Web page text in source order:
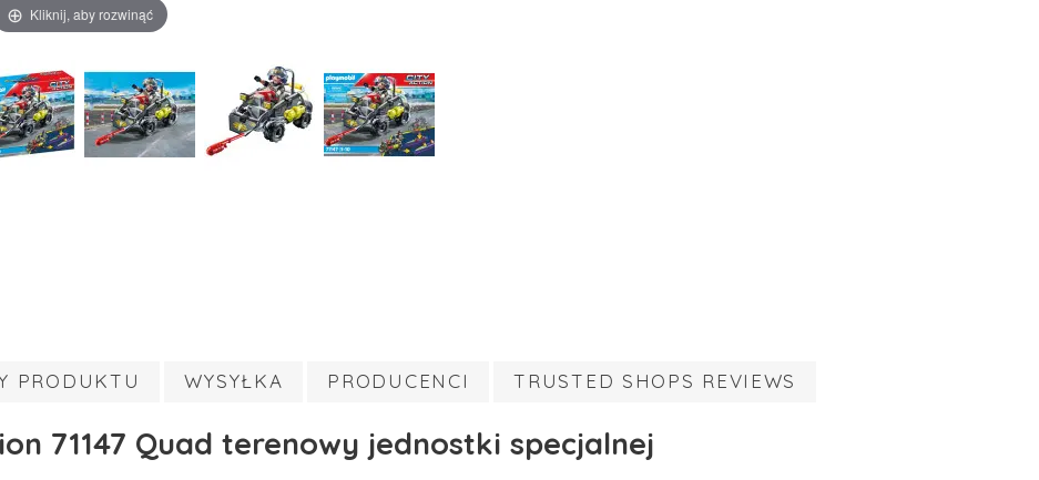
Kliknij, aby rozwinąć
PRODUKTU WYSYŁKA PRODUCENCI TRUSTED SHOPS REVIEWS
71147 Quad terenowy jednostki specjalnej